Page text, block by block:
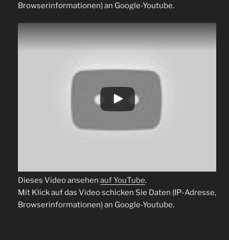
Browserinformationen) an Google-Youtube.
Dieses Video ansehen auf YouTube.
Mit Klick auf das Video schicken Sie Daten (IP-Adresse,
Browserinformationen) an Google-Youtube.